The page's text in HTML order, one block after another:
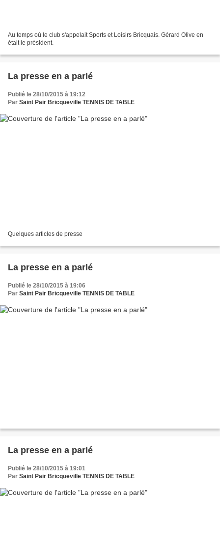
Au temps où le club s'appelait Sports et Loisirs Bricquais. Gérard Olive en
était le président.
La presse en a parlé
Publié le 28/10/2015 à 19:12
Par Saint Pair Bricqueville TENNIS DE TABLE
Quelques articles de presse
La presse en a parlé
Publié le 28/10/2015 à 19:06
Par Saint Pair Bricqueville TENNIS DE TABLE
La presse en a parlé
Publié le 28/10/2015 à 19:01
Par Saint Pair Bricqueville TENNIS DE TABLE